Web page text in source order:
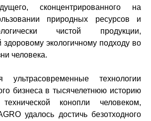
сконцентрированного на
природных ресурсов и
чистой продукции,
экологичному подходу во
человека.
ультрасовременные технологии
бизнеса в тысячелетнюю историю
технической конопли человеком,
удалось достичь безотходного